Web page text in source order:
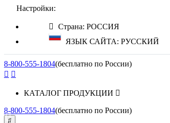
Настройки:
Страна: РОССИЯ
ЯЗЫК САЙТА: РУССКИЙ
8-800-555-1804(бесплатно по России)
КАТАЛОГ ПРОДУКЦИИ
8-800-555-1804(бесплатно по России)